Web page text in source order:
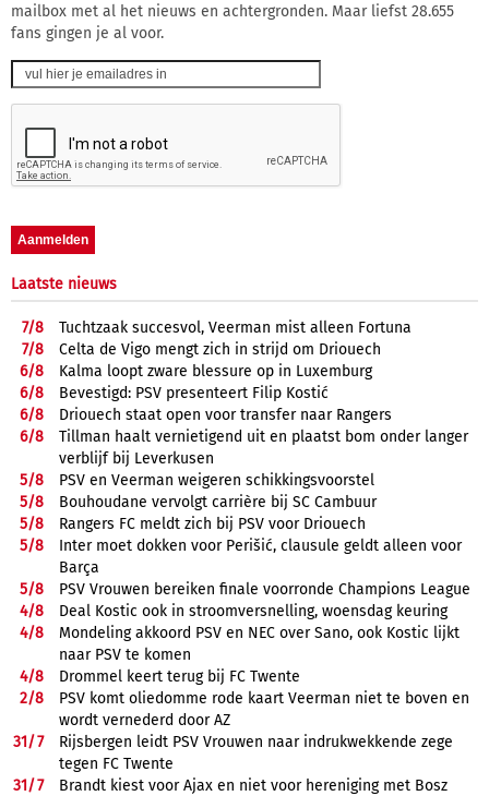
mailbox met al het nieuws en achtergronden. Maar liefst 28.655
fans gingen je al voor.
Laatste nieuws
7/8
Tuchtzaak succesvol, Veerman mist alleen Fortuna
7/8
Celta de Vigo mengt zich in strijd om Driouech
6/8
Kalma loopt zware blessure op in Luxemburg
6/8
Bevestigd: PSV presenteert Filip Kostić
6/8
Driouech staat open voor transfer naar Rangers
6/8
Tillman haalt vernietigend uit en plaatst bom onder langer
verblijf bij Leverkusen
5/8
PSV en Veerman weigeren schikkingsvoorstel
5/8
Bouhoudane vervolgt carrière bij SC Cambuur
5/8
Rangers FC meldt zich bij PSV voor Driouech
5/8
Inter moet dokken voor Perišić, clausule geldt alleen voor
Barça
5/8
PSV Vrouwen bereiken finale voorronde Champions League
4/8
Deal Kostic ook in stroomversnelling, woensdag keuring
4/8
Mondeling akkoord PSV en NEC over Sano, ook Kostic lijkt
naar PSV te komen
4/8
Drommel keert terug bij FC Twente
2/8
PSV komt oliedomme rode kaart Veerman niet te boven en
wordt vernederd door AZ
31/7
Rijsbergen leidt PSV Vrouwen naar indrukwekkende zege
tegen FC Twente
31/7
Brandt kiest voor Ajax en niet voor hereniging met Bosz